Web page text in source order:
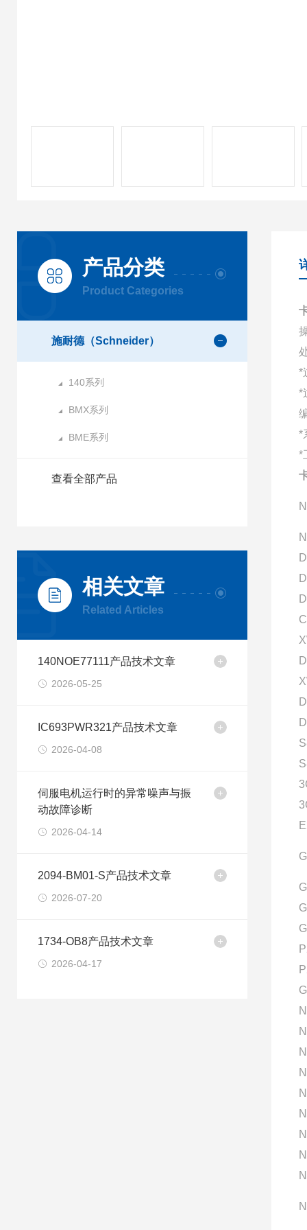
产品分类
Product Categories
施耐德（Schneider）
140系列
BMX系列
BME系列
查看全部产品
相关文章
Related Articles
140NOE77111产品技术文章
2026-05-25
IC693PWR321产品技术文章
2026-04-08
伺服电机运行时的异常噪声与振
动故障诊断
2026-04-14
2094-BM01-S产品技术文章
2026-07-20
1734-OB8产品技术文章
2026-04-17
*
*
*
*